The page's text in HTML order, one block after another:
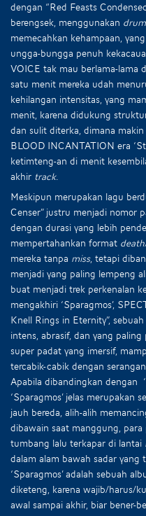
dengan “Red Feasts
berengsek, menggunakan
memecahkan kehampaan,
ungga-bungga penuh
VOICE tak mau berlama-lama
satu menit mereka udah
kehilangan intensitas, yang
menit, karena didukung
dan sulit diterka, dimana
BLOOD INCANTATION era
ketimteng-an di menit
akhir track.
Meskipun merupakan lagu
Censer” justru menjadi nomor
dengan durasi yang lebih
mempertahankan format
mereka tanpa miss, tetapi
menjadi yang paling lempeng
buat menjadi trek perkenalan
mengakhiri ‘Sparagmos’,
Knell Rings in Eternity”,
intens, abrasif, dan yang
super padat yang imersif,
tercabik-cabik dengan
Apabila dibandingkan dengan
‘Sparagmos’ jelas merupakan
jauh bereda, alih-alih
dibawain saat manggung, para
tumbang lalu terkapar di lantai
dalam alam bawah sadar yang
‘Sparagmos’ adalah sebuah
diketeng, karena wajib/harus/
awal sampai akhir, biar bener-